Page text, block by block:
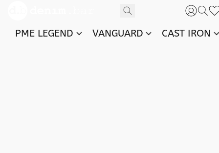
PME LEGEND VANGUARD CAST IRON